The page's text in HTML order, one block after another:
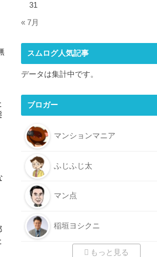
31
« 7月
スムログ人気記事
データは集計中です。
ブロガー
マンションマニア
ふじふじ太
マン点
稲垣ヨシクニ
もっと見る